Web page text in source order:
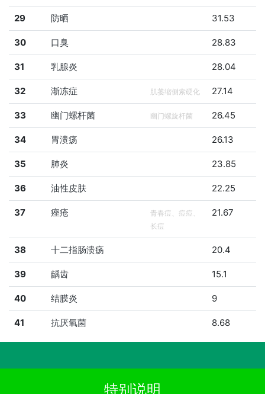
29 防晒 31.53
30 口臭 28.83
31 乳腺炎 28.04
32 渐冻症 肌萎缩侧索硬化 27.14
33 幽门螺杆菌 幽门螺旋杆菌 26.45
34 胃溃疡 26.13
35 肺炎 23.85
36 油性皮肤 22.25
37 痤疮
青春痘、痘痘、
长痘
21.67
38 十二指肠溃疡 20.4
39 龋齿 15.1
40 结膜炎 9
41 抗厌氧菌 8.68
特别说明